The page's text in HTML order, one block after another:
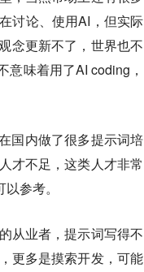
讨论、使用AI， 但实际
念更新不了，世界也不
味着用了AI coding，
国内做了很多提示词培
才不足，这类人才非常
参考。
从业者，提示词写得不
更多是摸索开发，可能